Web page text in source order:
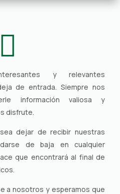

y relevantes
de entrada. Siempre nos
información valiosa y
disfrute.
dejar de recibir nuestras
de baja en cualquier
que encontrará al final de
a nosotros y esperamos que